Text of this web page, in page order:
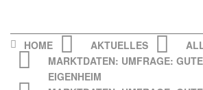
HOME AKTUELLES
MARKTDATEN: UMFRAGE:
EIGENHEIM